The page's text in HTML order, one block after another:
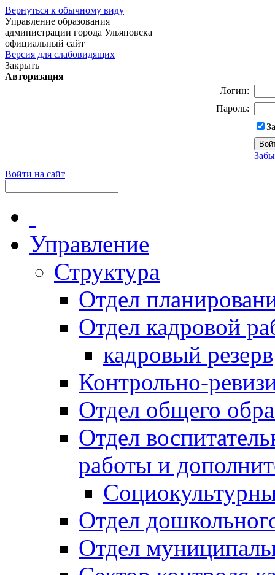
Вернуться к обычному виду
Управление образования
администрации города Ульяновска
официальный сайт
Версия для слабовидящих
Закрыть
Авторизация
Логин:
Пароль:
Войти на сайт
Управление
Структура
Отдел
Отдел кадровой
кадровый резерв
Контрольно-
Отдел общего
Отдел
работы и
Отдел
Отдел